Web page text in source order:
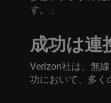
す。」
成功は連
Verizon社は、無
功において、多く